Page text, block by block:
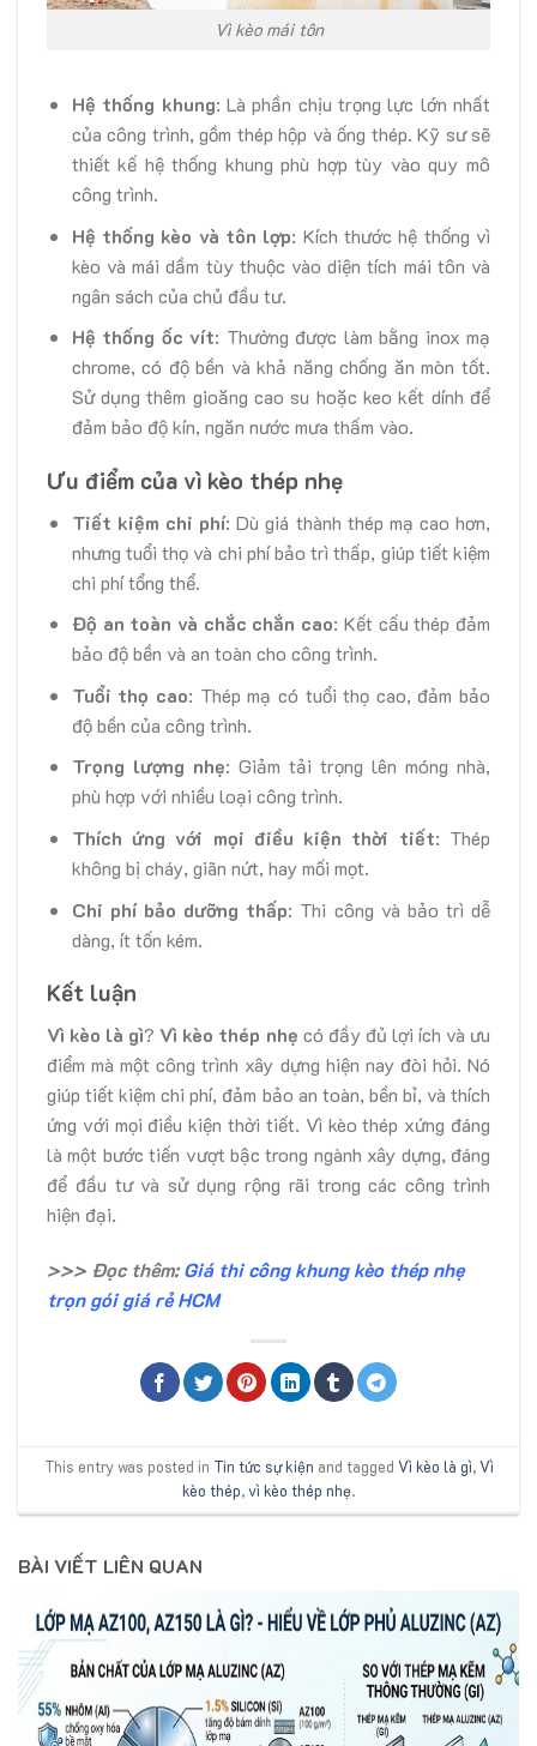
Vì kèo mái tôn
Hệ thống khung: Là phần chịu trọng lực lớn nhất
của công trình, gồm thép hộp và ống thép. Kỹ sư sẽ
thiết kế hệ thống khung phù hợp tùy vào quy mô
công trình.
Hệ thống kèo và tôn lợp: Kích thước hệ thống vì
kèo và mái dầm tùy thuộc vào diện tích mái tôn và
ngân sách của chủ đầu tư.
Hệ thống ốc vít: Thường được làm bằng inox mạ
chrome, có độ bền và khả năng chống ăn mòn tốt.
Sử dụng thêm gioăng cao su hoặc keo kết dính để
đảm bảo độ kín, ngăn nước mưa thấm vào.
Ưu điểm của vì kèo thép nhẹ
Tiết kiệm chi phí: Dù giá thành thép mạ cao hơn,
nhưng tuổi thọ và chi phí bảo trì thấp, giúp tiết kiệm
chi phí tổng thể.
Độ an toàn và chắc chắn cao: Kết cấu thép đảm
bảo độ bền và an toàn cho công trình.
Tuổi thọ cao: Thép mạ có tuổi thọ cao, đảm bảo
độ bền của công trình.
Trọng lượng nhẹ: Giảm tải trọng lên móng nhà,
phù hợp với nhiều loại công trình.
Thích ứng với mọi điều kiện thời tiết: Thép
không bị cháy, giãn nứt, hay mối mọt.
Chi phí bảo dưỡng thấp: Thi công và bảo trì dễ
dàng, ít tốn kém.
Kết luận
Vì kèo là gì?Vì kèo thép nhẹ có đầy đủ lợi ích và ưu
điểm mà một công trình xây dựng hiện nay đòi hỏi. Nó
giúp tiết kiệm chi phí, đảm bảo an toàn, bền bỉ, và thích
ứng với mọi điều kiện thời tiết. Vì kèo thép xứng đáng
là một bước tiến vượt bậc trong ngành xây dựng, đáng
để đầu tư và sử dụng rộng rãi trong các công trình
hiện đại.
>>> Đọc thêm:Giá thi công khung kèo thép nhẹ
trọn gói giá rẻ HCM
This entry was posted in Tin tức sự kiện and tagged Vì kèo là gì,Vì
kèo thép,vì kèo thép nhẹ.
BÀI VIẾT LIÊN QUAN